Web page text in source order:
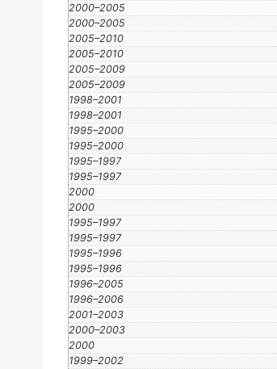
2000–2005
2000–2005
2005–2010
2005–2010
2005–2009
2005–2009
1998–2001
1998–2001
1995–2000
1995–2000
1995–1997
1995–1997
2000
2000
1995–1997
1995–1997
1995–1996
1995–1996
1996–2005
1996–2006
2001–2003
2000–2003
2000
1999–2002